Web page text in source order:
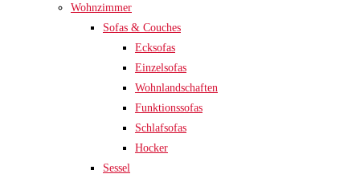
Wohnzimmer
Sofas & Couches
Ecksofas
Einzelsofas
Wohnlandschaften
Funktionssofas
Schlafsofas
Hocker
Sessel